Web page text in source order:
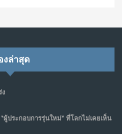
งล่าสุด
ง
ผู้ประกอบการรุ่นใหม่” ที่โลกไม่เคยเห็น